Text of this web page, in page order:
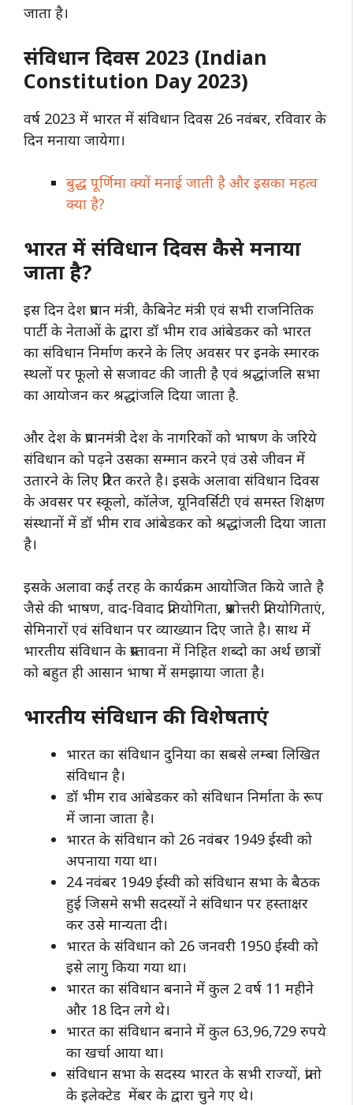
जाता है।
संविधान दिवस 2023 (Indian
Constitution Day 2023)
वर्ष 2023 में भारत में संविधान दिवस 26 नवंबर, रविवार के
दिन मनाया जायेगा।
बुद्ध पूर्णिमा क्यों मनाई जाती है और इसका महत्व
क्या है?
भारत में संविधान दिवस कैसे मनाया
जाता है?
इस दिन देश प्रधान मंत्री, कैबिनेट मंत्री एवं सभी राजनितिक
पार्टी के नेताओं के द्वारा डॉ भीम राव आंबेडकर को भारत
का संविधान निर्माण करने के लिए अवसर पर इनके स्मारक
स्थलों पर फूलो से सजावट की जाती है एवं श्रद्धांजलि सभा
का आयोजन कर श्रद्धांजलि दिया जाता है.
और देश के प्रधानमंत्री देश के नागरिकों को भाषण के जरिये
संविधान को पढ़ने उसका सम्मान करने एवं उसे जीवन में
उतारने के लिए प्रेरित करते है। इसके अलावा संविधान दिवस
के अवसर पर स्कूलो, कॉलेज, यूनिवर्सिटी एवं समस्त शिक्षण
संस्थानों में डॉ भीम राव आंबेडकर को श्रद्धांजली दिया जाता
है।
इसके अलावा कई तरह के कार्यक्रम आयोजित किये जाते है
जैसे की भाषण, वाद-विवाद प्रतियोगिता, प्रश्नोत्तरी प्रतियोगिताएं,
सेमिनारों एवं संविधान पर व्याख्यान दिए जाते है। साथ में
भारतीय संविधान के प्रस्तावना में निहित शब्दो का अर्थ छात्रों
को बहुत ही आसान भाषा में समझाया जाता है।
भारतीय संविधान की विशेषताएं
भारत का संविधान दुनिया का सबसे लम्बा लिखित
संविधान है।
डॉ भीम राव आंबेडकर को संविधान निर्माता के रूप
में जाना जाता है।
भारत के संविधान को 26 नवंबर 1949 ईस्वी को
अपनाया गया था।
24 नवंबर 1949 ईस्वी को संविधान सभा के बैठक
हुई जिसमे सभी सदस्यों ने संविधान पर हस्ताक्षर
कर उसे मान्यता दी।
भारत के संविधान को 26 जनवरी 1950 ईस्वी को
इसे लागु किया गया था।
भारत का संविधान बनाने में कुल 2 वर्ष 11 महीने
और 18 दिन लगे थे।
भारत का संविधान बनाने में कुल 63,96,729 रुपये
का खर्चा आया था।
संविधान सभा के सदस्य भारत के सभी राज्यों, प्रांतो
के इलेक्टेड मेंबर के द्वारा चुने गए थे।